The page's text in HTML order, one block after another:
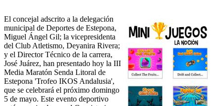
El concejal adscrito a la delegación
municipal de Deportes de Estepona,
Miguel Ángel Gil; la vicepresidenta
del Club Atletismo, Deyanira Rivera;
y el Director Técnico de la carrera,
José Juárez, han presentado hoy la III
Media Maratón Senda Litoral de
Estepona 'Trofeo IKOS Andalusia',
que se celebrará el próximo domingo
5 de mayo. Este evento deportivo